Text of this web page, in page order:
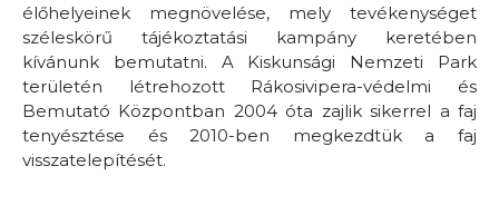
élőhelyeinek megnövelése, mely tevékenységet
széleskörű tájékoztatási kampány keretében
kívánunk bemutatni. A Kiskunsági Nemzeti Park
területén létrehozott Rákosivipera-védelmi és
Bemutató Központban 2004 óta zajlik sikerrel a faj
tenyésztése és 2010-ben megkezdtük a faj
visszatelepítését.